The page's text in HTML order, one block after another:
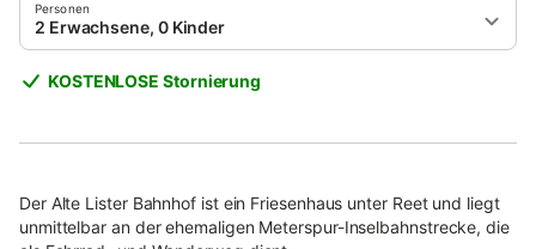
Personen
2 Erwachsene, 0 Kinder
KOSTENLOSE Stornierung
Der Alte Lister Bahnhof ist ein Friesenhaus unter Reet und liegt
unmittelbar an der ehemaligen Meterspur-Inselbahnstrecke, die